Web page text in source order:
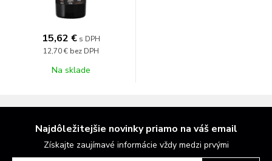
15,62 € s DPH
12,70 € bez DPH
Na sklade
Najdôležitejšie novinky priamo na váš email
Získajte zaujímavé informácie vždy medzi prvými